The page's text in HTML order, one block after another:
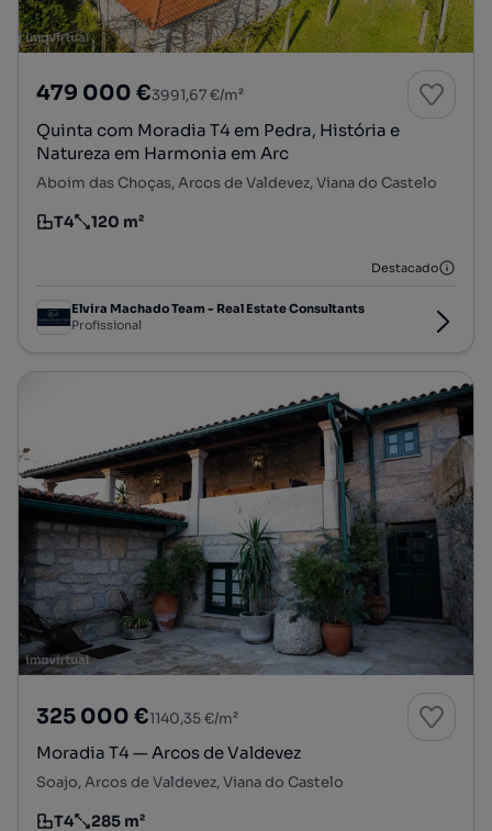
479 000 €3991,67 €/m²
Quinta com Moradia T4 em Pedra, História e
Natureza em Harmonia em Arc
Aboim das Choças, Arcos de Valdevez, Viana do Castelo
Tipologia
T4
Preço por metro quadrado
120 m²
Destacado
Elvira Machado Team - Real Estate Consultants
Profissional
325 000 €1140,35 €/m²
Moradia T4 — Arcos de Valdevez
Soajo, Arcos de Valdevez, Viana do Castelo
T4 285 m²